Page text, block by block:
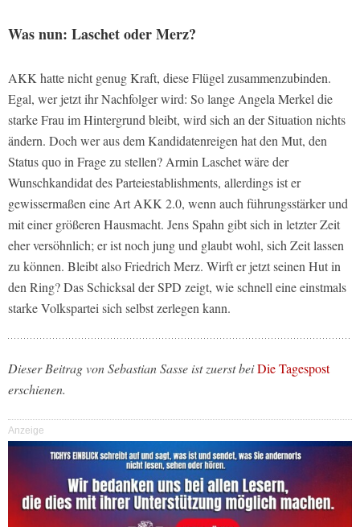
Was nun: Laschet oder Merz?
AKK hatte nicht genug Kraft, diese Flügel zusammenzubinden.
Egal, wer jetzt ihr Nachfolger wird: So lange Angela Merkel die
starke Frau im Hintergrund bleibt, wird sich an der Situation nichts
ändern. Doch wer aus dem Kandidatenreigen hat den Mut, den
Status quo in Frage zu stellen? Armin Laschet wäre der
Wunschkandidat des Parteiestablishments, allerdings ist er
gewissermaßen eine Art AKK 2.0, wenn auch führungsstärker und
mit einer größeren Hausmacht. Jens Spahn gibt sich in letzter Zeit
eher versöhnlich; er ist noch jung und glaubt wohl, sich Zeit lassen
zu können. Bleibt also Friedrich Merz. Wirft er jetzt seinen Hut in
den Ring? Das Schicksal der SPD zeigt, wie schnell eine einstmals
starke Volkspartei sich selbst zerlegen kann.
Dieser Beitrag von Sebastian Sasse ist zuerst beiDie Tagespost
erschienen.
Anzeige